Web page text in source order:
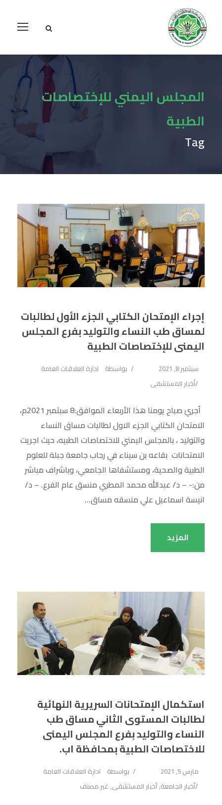
المجلس اليمني للإختصاصات
الطبية
Tag
إجراء الإمتحان الكتابي الجزء الأول لطالبات
لمساق طب النساء والتوليد بفرع المجلس
اليمنى للإختصاصات الطبية
سبتمبر 8, 2021 بواسطة
ادارة العلاقات العامة
أخبار المستشفى
اُجريَ صباح يومنا هذا الأربعاء الموافق:8 سبتمبر 2021م،
الامتحان الكتابي الجزء الاول لطالبات مساق النساء
والتوليد ، بالمجلس اليمني للاختصاصات الطبيه، حيث اجريت
الامتحانات بقاعه بن سيناء في رحاب جامعة جبلة للعلوم
الطبية والصحية، ومستشفاها الجامعي، وباشراف مباشر
من:- – د/ عبدالله محمد المطري منسق عام الفرع. – د/
انيسة اسماعيل علي منسقه مساق...
المزيد
استكمال الإمتحانات السريرية النهائية
لطالبات المستوى الثاني مساق طب
النساء والتوليد بفرع المجلس اليمنى
للاختصاصات الطبية بمحافظة اب.
مارس 5, 2021 بواسطة
ادارة العلاقات العامة
أخبار الجامعة,أخبار المستشفى, غير مصنف